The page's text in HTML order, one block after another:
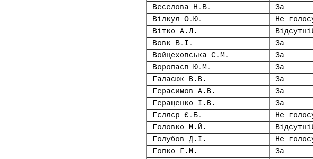
Веселова Н.В.
За
Вілкул О.Ю.
Не
Вітко А.Л.
Вовк В.І.
За
Войцеховська С.М.
За
Воропаєв Ю.М.
За
Галасюк В.В.
За
Герасимов А.В.
За
Геращенко І.В.
За
Гєллєр Є.Б.
Не
Головко М.Й.
Голубов Д.І.
Не
Гопко Г.М.
За